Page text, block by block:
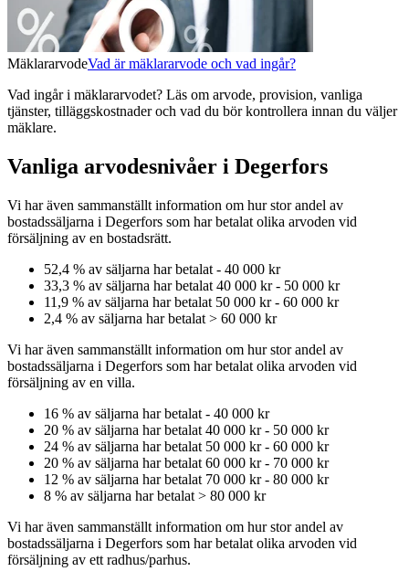
MäklararvodeVad är mäklararvode och vad ingår?
Vad ingår i mäklararvodet? Läs om arvode, provision, vanliga
tjänster, tilläggskostnader och vad du bör kontrollera innan du väljer
mäklare.
Vanliga arvodesnivåer i Degerfors
Vi har även sammanställt information om hur stor andel av
bostadssäljarna i Degerfors som har betalat olika arvoden vid
försäljning av en bostadsrätt.
52,4 % av säljarna har betalat - 40 000 kr
33,3 % av säljarna har betalat 40 000 kr- 50 000 kr
11,9 % av säljarna har betalat 50 000 kr- 60 000 kr
2,4 % av säljarna har betalat > 60 000 kr
Vi har även sammanställt information om hur stor andel av
bostadssäljarna i Degerfors som har betalat olika arvoden vid
försäljning av en villa.
16 % av säljarna har betalat - 40 000 kr
20 % av säljarna har betalat 40 000 kr- 50 000 kr
24 % av säljarna har betalat 50 000 kr- 60 000 kr
20 % av säljarna har betalat 60 000 kr- 70 000 kr
12 % av säljarna har betalat 70 000 kr- 80 000 kr
8 % av säljarna har betalat > 80 000 kr
Vi har även sammanställt information om hur stor andel av
bostadssäljarna i Degerfors som har betalat olika arvoden vid
försäljning av ett radhus/parhus.